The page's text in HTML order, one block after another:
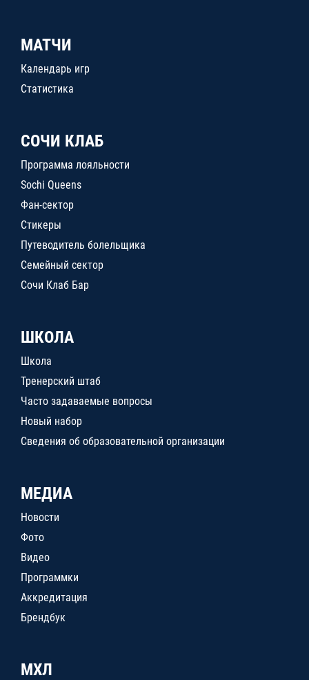
МАТЧИ
Календарь игр
Статистика
СОЧИ КЛАБ
Программа лояльности
Sochi Queens
Фан-сектор
Стикеры
Путеводитель болельщика
Семейный сектор
Сочи Клаб Бар
ШКОЛА
Школа
Тренерский штаб
Часто задаваемые вопросы
Новый набор
Сведения об образовательной организации
МЕДИА
Новости
Фото
Видео
Программки
Аккредитация
Брендбук
МХЛ